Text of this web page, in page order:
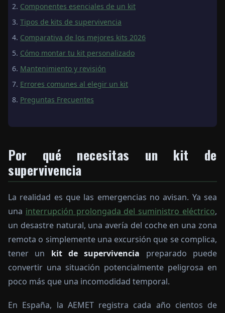
Componentes esenciales de un kit
Tipos de kits de supervivencia
Comparativa de los mejores kits 2026
Cómo montar tu kit personalizado
Mantenimiento y revisión
Errores comunes al elegir un kit
Preguntas Frecuentes
Por qué necesitas un kit de
supervivencia
La realidad es que las emergencias no avisan. Ya sea
una interrupción prolongada del suministro eléctrico,
un desastre natural, una avería del coche en una zona
remota o simplemente una excursión que se complica,
tener un kit de supervivencia preparado puede
convertir una situación potencialmente peligrosa en
poco más que una incomodidad temporal.
En España, la AEMET registra cada año cientos de